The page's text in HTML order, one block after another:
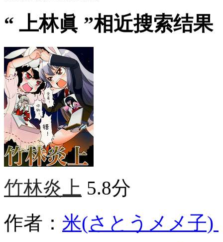
“ 上林眞 ”相近搜索结果
竹林炎上 5.8分
作者： 米(さとうメメ子)